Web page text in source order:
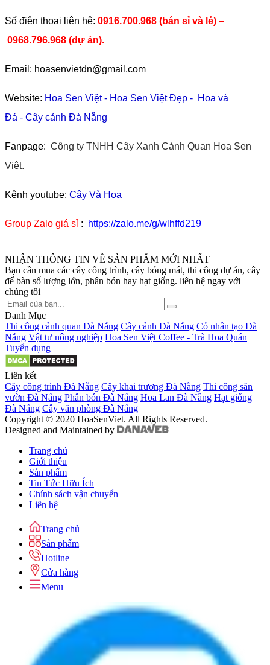
​Số điện thoại liên hệ: 0916.700.968 (bán sỉ và lẻ) –
0968.796.968 (dự án).
Email: hoasenvietdn@gmail.com
Website: Hoa Sen Việt- Hoa Sen Việt Đẹp - Hoa và
Đá - Cây cảnh Đà Nẵng
Fanpage: Công ty TNHH Cây Xanh Cảnh Quan Hoa Sen
Việt.
Kênh youtube: Cây Và Hoa
Group Zalo giá sỉ : https://zalo.me/g/wlhffd219
NHẬN THÔNG TIN VỀ SẢN PHẨM MỚI NHẤT
Bạn cần mua các cây công trình, cây bóng mát, thi công dự án, cây
để bàn số lượng lớn, phân bón hay hạt giống. liên hệ ngay với
chúng tôi
Danh Mục
Thi công cảnh quan Đà Nẵng Cây cảnh Đà Nẵng Cỏ nhân tạo Đà
Nẵng Vật tư nông nghiệp Hoa Sen Việt Coffee - Trà Hoa Quán
Tuyển dụng
Liên kết
Cây công trình Đà Nẵng Cây khai trương Đà Nẵng Thi công sân
vườn Đà Nẵng Phân bón Đà Nẵng Hoa Lan Đà Nẵng Hạt giống
Đà Nẵng Cây văn phòng Đà Nẵng
Copyright © 2020 HoaSenViet. All Rights Reserved.
Designed and Maintained by
Trang chủ
Giới thiệu
Sản phẩm
Tin Tức Hữu Ích
Chính sách vận chuyển
Liên hệ
Trang chủ
Sản phẩm
Hotline
Cửa hàng
Menu